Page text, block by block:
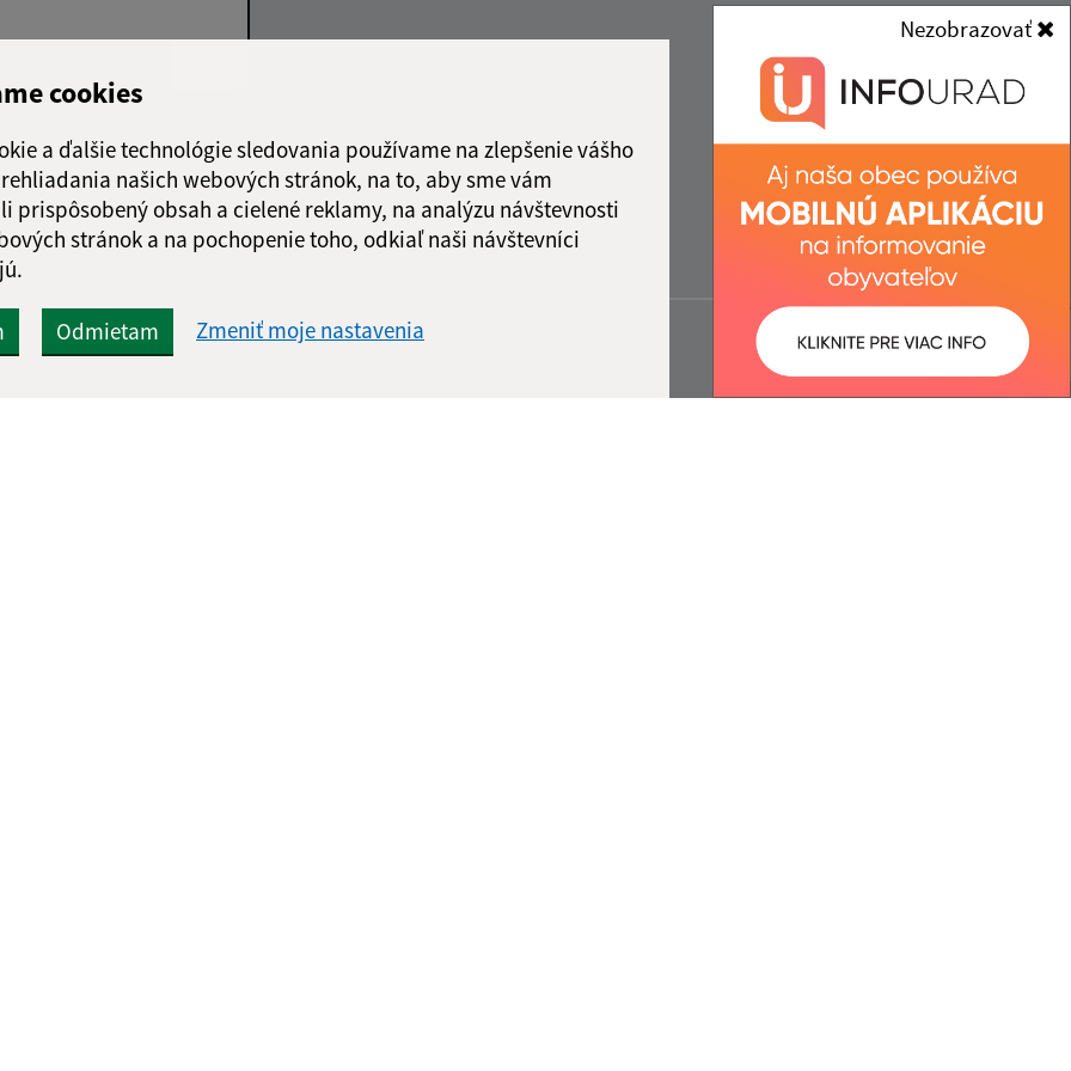
cookies
a ďalšie technológie sledovania používame na zlepšenie vášho
našich webových stránok, na to, aby sme vám
prispôsobený obsah a cielené reklamy, na analýzu návštevnosti
stránok a na pochopenie toho, odkiaľ naši návštevníci
Odmietam Zmeniť moje nastavenia
Nezobrazovať
Google reCaptcha Response
Odoslať správu